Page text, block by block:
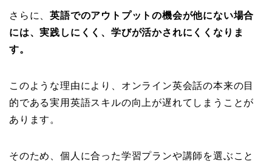
さらに、英語でのアウトプットの機会が他にない場合
には、実践しにくく、学びが活かされにくくなりま
す。
このような理由により、オンライン英会話の本来の目
的である実用英語スキルの向上が遅れてしまうことが
あります。
そのため、個人に合った学習プランや講師を選ぶこと